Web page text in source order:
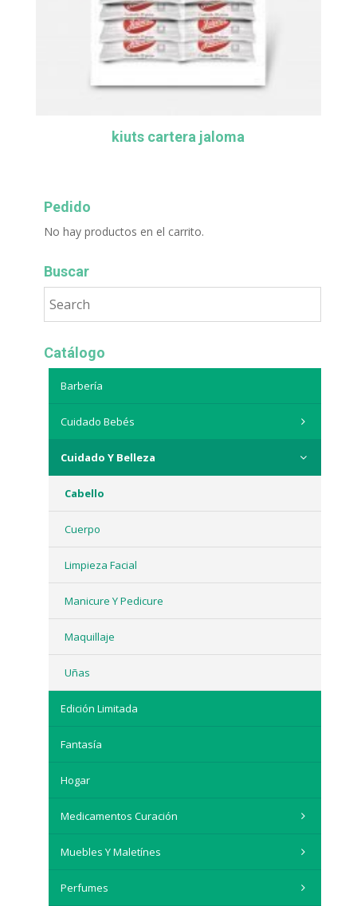
kiuts cartera jaloma
Pedido
No hay productos en el carrito.
Buscar
Catálogo
Barbería
Cuidado Bebés
Cuidado Y Belleza
Cabello
Cuerpo
Limpieza Facial
Manicure Y Pedicure
Maquillaje
Uñas
Edición Limitada
Fantasía
Hogar
Medicamentos Curación
Muebles Y Maletínes
Perfumes